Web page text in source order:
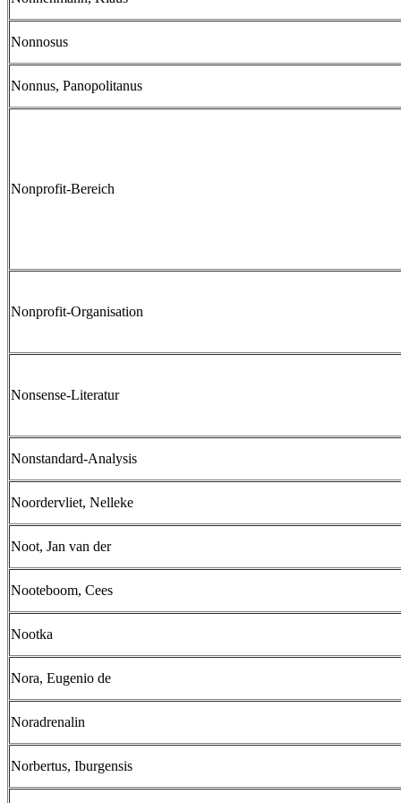
Nonnosus
Nonnus, Panopolitanus
Nonprofit-Bereich
Nonprofit-Organisation
Nonsense-Literatur
Nonstandard-Analysis
Noordervliet, Nelleke
Noot, Jan van der
Nooteboom, Cees
Nootka
Nora, Eugenio de
Noradrenalin
Norbertus, Iburgensis